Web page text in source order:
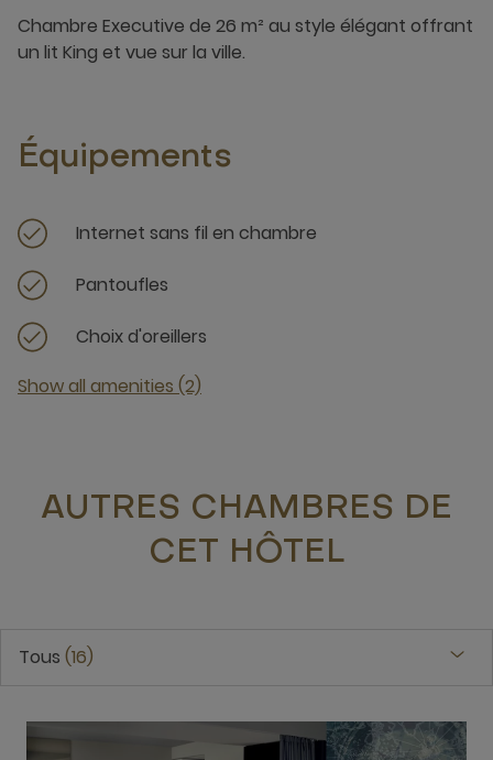
Chambre Executive de 26 m² au style élégant offrant
un lit King et vue sur la ville.
Équipements
Internet sans fil en chambre
Pantoufles
Choix d'oreillers
Show all amenities (2)
AUTRES CHAMBRES DE
CET HÔTEL
Tous 16